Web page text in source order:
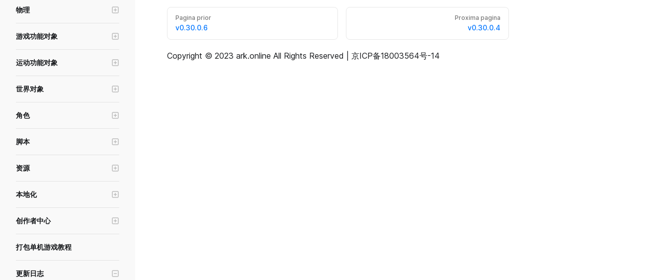
画质级别模拟与设置
游戏断线重连
场景管理与跳转
横竖屏&分辨率模拟
自动裁剪规则与自定义裁剪距离
UI控件的基础属性
UI控件-容器
UI控件-文本
UI控件-按钮
UI控件-遮罩按钮
UI控件-滚动框
UI控件-摄像机滑动区
UI控件-加载图
UI控件-勾选框
UI控件-序列帧
物理
推进器
游戏功能对象
寻路系统
交互物
触发器
热武器
游泳区域
对象发射器
音效
IK锚点
点光源
运动功能对象
运动器
力区域
世界对象
摄像机
后处理
环境雾
角色
形象与换装
动画与姿态
布娃娃功能
基础状态
角色编辑器服务
脚本
内存存储
资源
资源加载与资源下载
资源导入上传工具
材质编辑器
本地化
创作者中心
游戏测试与沙箱
版本管理与实验
打包单机游戏教程
更新日志
Pagina prior
v0.30.0.6
Proxima pagina
v0.30.0.4
Copyright © 2023 ark.online All Rights Reserved | 京ICP备18003564号-14